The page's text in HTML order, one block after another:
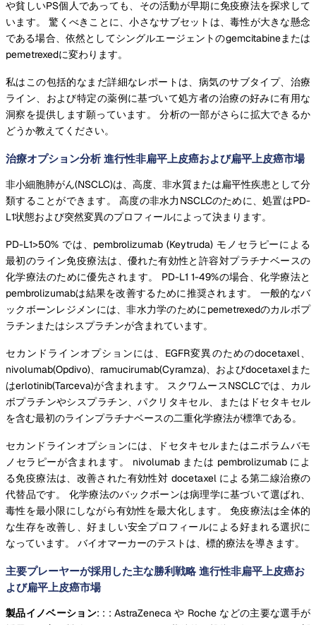
や貧しいPS個人であっても、その活動が早期に免疫療法を探求して
います。 驚くべきことに、小さなサブセットは、毒性が大きな懸念
である場合、依然としてシングルエージェントのgemcitabineまたは
pemetrexedに変わります。
私はこの包括的なまだ詳細なレポートは、病気のサブタイプ、治療
ライン、および特定の薬例に基づいて処方者の治療の好みに有用な
洞察を提供します願っています。 分析の一部がさらに拡大できるか
どうか教えてください。
治療オプション分析 進行性非扁平上皮癌および扁平上皮癌市場
非小細胞肺がん(NSCLC)は、高度、非水質または扁平性疾患として分
類することができます。 高度の非水力NSCLCのために、処置はPD-
L1状態および突然変異のプロフィールによって決まります。
PD-L1>50% では、pembrolizumab (Keytruda) モノセラピーによる
最初のライン免疫療法は、優れた有効性と許容対プラチナベースの
化学療法のために優先されます。 PD-L1 1-49%の場合、化学療法と
pembrolizumabは結果を改善するために推奨されます。 一般的なバ
ックボーンレジメンには、非水力学のためにpemetrexedのカルボプ
ラチンまたはシスプラチンが含まれています。
セカンドラインオプションには、EGFR変異のためのdocetaxel、
nivolumab(Opdivo)、ramucirumab(Cyramza)、およびdocetaxelまた
はerlotinib(Tarceva)が含まれます。 スクワムースNSCLCでは、カル
ボプラチンやシスプラチン、パクリタキセル、またはドセタキセル
を含む最初のラインプラチナベースの二重化学療法が標準である。
セカンドラインオプションには、ドセタキセルまたはニボラムバモ
ノセラピーが含まれます。 nivolumab または pembrolizumab によ
る免疫療法は、改善された有効性対 docetaxel による第二線治療の
代替品です。 化学療法のバックボーンは病理学に基づいて選ばれ、
毒性を最小限にしながら有効性を最大化します。 免疫療法は全体的
な生存を改善し、好ましい安全プロフィールによる好まれる選択に
なっています。 バイオマーカーのテストは、標的療法を導きます。
主要プレーヤーが採用した主な勝利戦略 進行性非扁平上皮癌お
よび扁平上皮癌市場
製品イノベーション: : : AstraZeneca や Roche などの主要な選手が